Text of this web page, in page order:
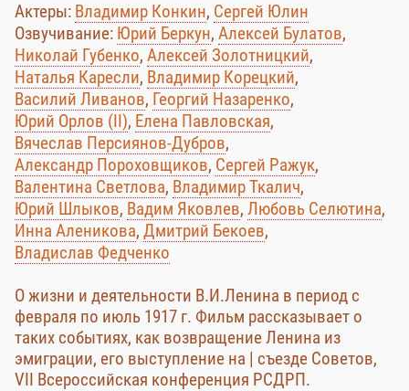
Актеры: Владимир Конкин, Сергей Юлин
Озвучивание: Юрий Беркун, Алексей Булатов,
Николай Губенко, Алексей Золотницкий,
Наталья Каресли, Владимир Корецкий,
Василий Ливанов, Георгий Назаренко,
Юрий Орлов (II), Елена Павловская,
Вячеслав Персиянов-Дубров,
Александр Пороховщиков, Сергей Ражук,
Валентина Светлова, Владимир Ткалич,
Юрий Шлыков, Вадим Яковлев, Любовь Селютина,
Инна Аленикова, Дмитрий Бекоев,
Владислав Федченко
О жизни и деятельности В.И.Ленина в период с
февраля по июль 1917 г. Фильм рассказывает о
таких событиях, как возвращение Ленина из
эмиграции, его выступление на | съезде Советов,
VII Всероссийская конференция РСДРП.